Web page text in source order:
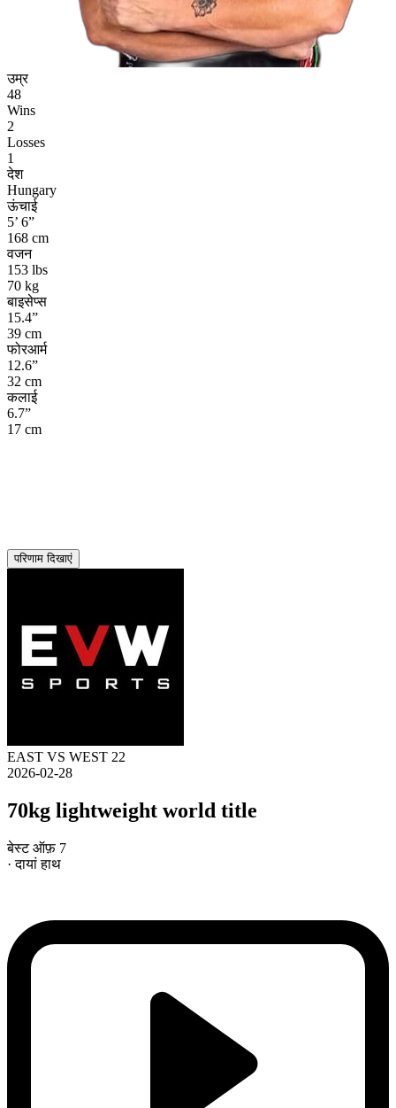
उम्र
48
Wins
2
Losses
1
देश
Hungary
ऊंचाई
5’ 6”
168 cm
वजन
153 lbs
70 kg
बाइसेप्स
15.4”
39 cm
फोरआर्म
12.6”
32 cm
कलाई
6.7”
17 cm
परिणाम दिखाएं
EAST VS WEST 22
2026-02-28
70kg lightweight world title
बेस्ट ऑफ़ 7
· दायां हाथ